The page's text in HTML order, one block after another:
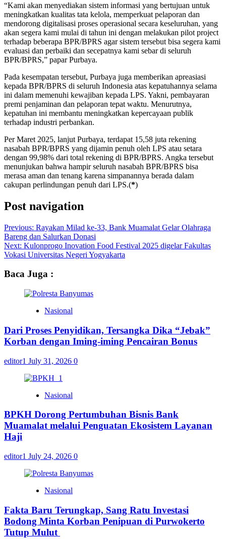
“Kami akan menyediakan sistem informasi yang bertujuan untuk
meningkatkan kualitas tata kelola, memperkuat pelaporan dan
mendorong digitalisasi proses operasional secara keseluruhan, yang
akan segera kami mulai di tahun ini dengan melakukan pilot project
terhadap beberapa BPR/BPRS agar sistem tersebut bisa segera kami
evaluasi dan perbaiki dan secepatnya kami sebar di seluruh
BPR/BPRS,” papar Purbaya.
Pada kesempatan tersebut, Purbaya juga memberikan apreasiasi
kepada BPR/BPRS di seluruh Indonesia atas kepatuhannya selama
ini dalam memenuhi kewajiban kepada LPS. Yakni, pembayaran
premi penjaminan dan pelaporan tepat waktu. Menurutnya,
kepatuhan ini membantu meningkatkan kepercayaan publik
terhadap industri perbankan.
Per Maret 2025, lanjut Purbaya, terdapat 15,58 juta rekening
nasabah BPR/BPRS yang dijamin penuh oleh LPS atau setara
dengan 99,98% dari total rekening di BPR/BPRS. Angka tersebut
menunjukan bahwa hampir seluruh nasabah BPR/BPRS bisa
merasa aman dan tenang karena simpanannya berada dalam
cakupan perlindungan penuh dari LPS.(*)
Post navigation
Previous: Rayakan Milad ke-33, Bank Muamalat Gelar Olahraga
Bareng dan Salurkan Donasi
Next: Kulonprogo Inovation Food Festival 2025 digelar Fakultas
Vokasi Universitas Negeri Yogyakarta
Baca Juga :
Nasional
Dari Proses Penyidikan, Tersangka Dika “Jebak”
Korban dengan Iming-iming Pencairan Bonus
editor1 July 31, 2026 0
Nasional
BPKH Dorong Pertumbuhan Bisnis Bank
Muamalat melalui Penguatan Ekosistem Layanan
Haji
editor1 July 24, 2026 0
Nasional
Fakta Baru Terungkap, Sang Ratu Investasi
Bodong Minta Korban Penipuan di Purwokerto
Tutup Mulut